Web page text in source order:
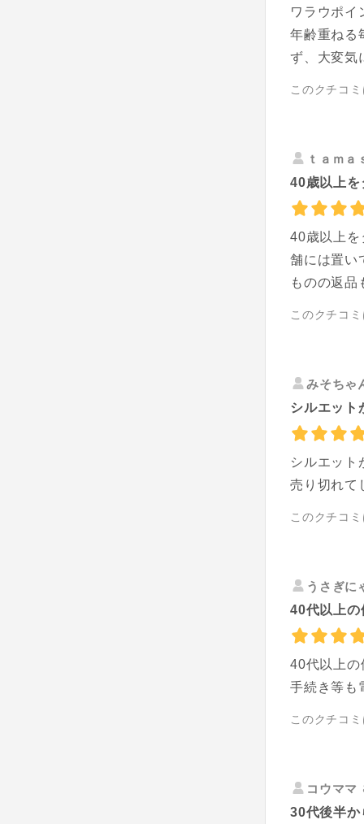
ワラウポイ
年齢重ねる
ず、大変気
このクチコ
ｔａｍａ
40歳以上を
40歳以上を
舗には置い
ものの返品
このクチコ
みそちゃ
シルエット
シルエット
売り切れて
このクチコ
うさぎに
40代以上の
40代以上の
手続き等も
このクチコ
コウママ
30代後半か